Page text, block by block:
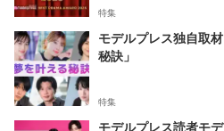
特集
モデルプレス独自取
秘訣」
特集
モデルプレス読者モ